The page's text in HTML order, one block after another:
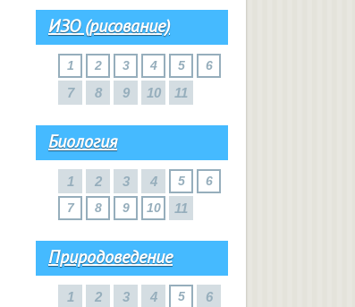
ИЗО (рисование)
1 2 3 4 5 6
7 8 9 10 11
Биология
1 2 3 4 5
6
7
8 9 10 11
Природоведение
1 2 3 4 5
6